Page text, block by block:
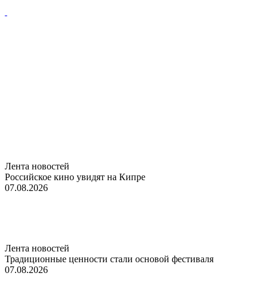
Лента новостей
Российское кино увидят на Кипре
07.08.2026
Лента новостей
Традиционные ценности стали основой фестиваля
07.08.2026